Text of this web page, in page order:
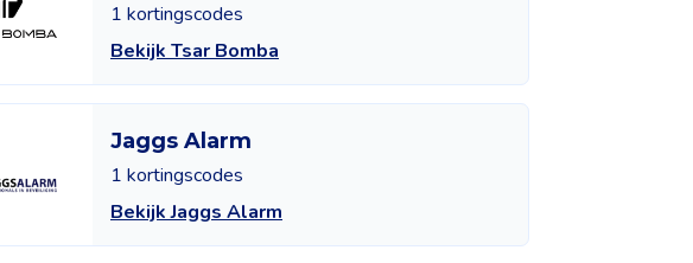
1 kortingscodes
Bekijk Tsar Bomba
Jaggs Alarm
1 kortingscodes
Bekijk Jaggs Alarm